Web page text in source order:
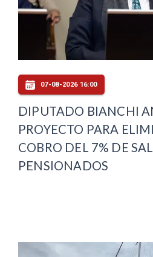
07-08-2026 16:00
DIPUTADO BIANCHI
PROYECTO PARA
COBRO DEL 7% DE
PENSIONADOS